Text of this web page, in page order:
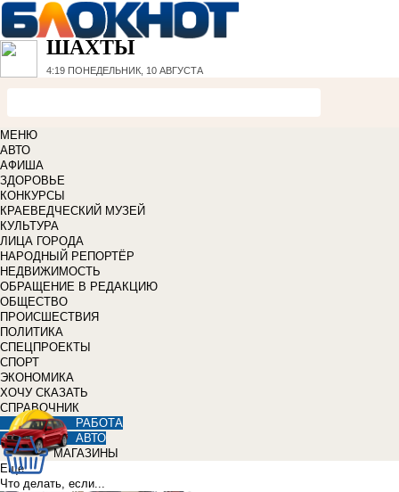
ШАХТЫ
4:19 ПОНЕДЕЛЬНИК, 10 АВГУСТА
МЕНЮ
АВТО
АФИША
ЗДОРОВЬЕ
КОНКУРСЫ
КРАЕВЕДЧЕСКИЙ МУЗЕЙ
КУЛЬТУРА
ЛИЦА ГОРОДА
НАРОДНЫЙ РЕПОРТЁР
НЕДВИЖИМОСТЬ
ОБРАЩЕНИЕ В РЕДАКЦИЮ
ОБЩЕСТВО
ПРОИСШЕСТВИЯ
ПОЛИТИКА
СПЕЦПРОЕКТЫ
СПОРТ
ЭКОНОМИКА
ХОЧУ СКАЗАТЬ
СПРАВОЧНИК
РАБОТА
АВТО
МАГАЗИНЫ
Еще
Что делать, если...